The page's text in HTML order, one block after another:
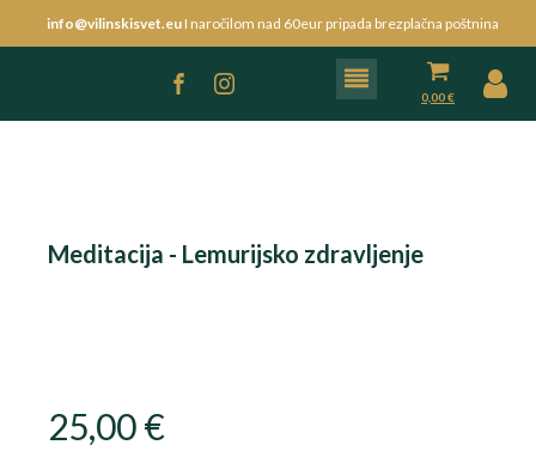
info@vilinskisvet.euI naročilom nad 60eur pripada brezplačna poštnina
0,00€
Meditacija - Lemurijsko zdravljenje
25,00€